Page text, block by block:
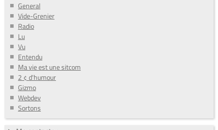
General
Vide-Grenier
Radio
Lu
Vu
Entendu
Ma vie est une sitcom
2 ¢ d'humour
Gizmo
Webdev
Sortons